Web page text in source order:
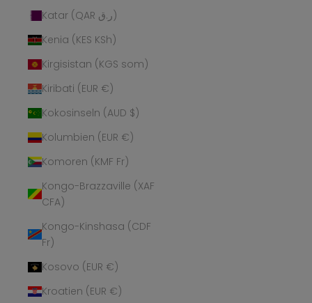
Katar (QAR ر.ق)
Kenia (KES KSh)
Kirgisistan (KGS som)
Kiribati (EUR €)
Kokosinseln (AUD $)
Kolumbien (EUR €)
Komoren (KMF Fr)
Kongo-Brazzaville (XAF
CFA)
Kongo-Kinshasa (CDF
Fr)
Kosovo (EUR €)
Kroatien (EUR €)